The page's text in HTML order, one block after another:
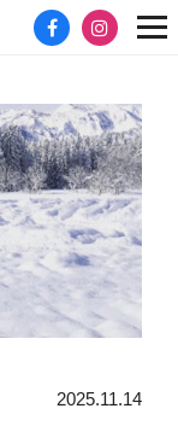
2025.11.14